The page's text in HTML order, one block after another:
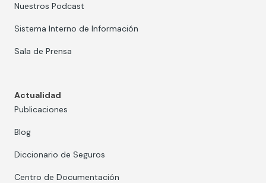
Nuestros Podcast
Sistema Interno de Información
Sala de Prensa
Actualidad
Publicaciones
Blog
Diccionario de Seguros
Centro de Documentación